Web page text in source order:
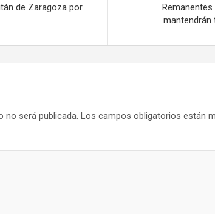
de Zaragoza por
mantendrán
no será publicada. Los campos obligatorios están